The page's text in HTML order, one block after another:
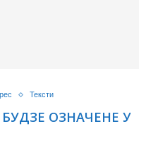
Тексти
ОЗНАЧЕНЕ У